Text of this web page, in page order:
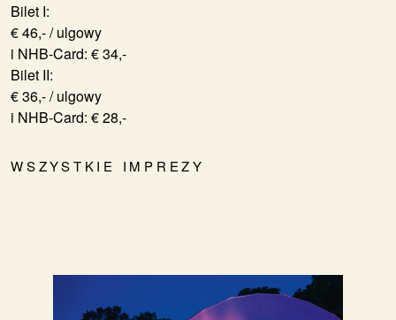
Bilet I:
€ 46,- / ulgowy
i NHB-Card: € 34,-
Bilet II:
€ 36,- / ulgowy
i NHB-Card: € 28,-
WSZYSTKIE IMPREZY